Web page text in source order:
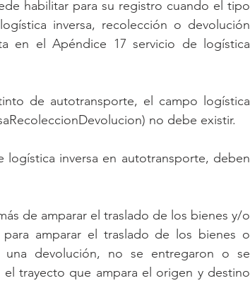
habilitar para su registro cuando el tipo
inversa, recolección o devolución
en el Apéndice 17 servicio de logística
de autotransporte, el campo logística
no debe existir.
inversa en autotransporte, deben
de amparar el traslado de los bienes y/o
amparar el traslado de los bienes o
una devolución, no se entregaron o se
trayecto que ampara el origen y destino